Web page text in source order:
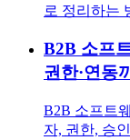
로 정리하는
B2B 소프
권한·연동
B2B 소프트
자, 권한, 승